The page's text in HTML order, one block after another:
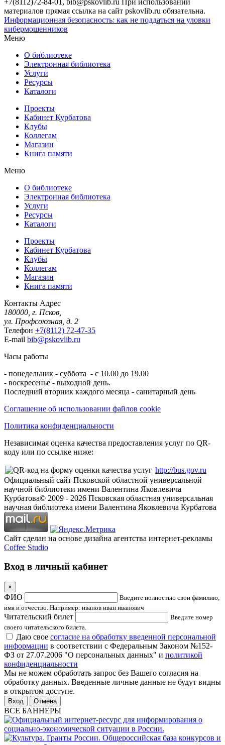
материалов прямая ссылка на сайт pskovlib.ru обязательна.
Информационная безопасность: как не поддаться на уловки
кибермошенников
Меню
О библиотеке
Электронная библиотека
Услуги
Ресурсы
Каталоги
Проекты
Кабинет Курбатова
Клубы
Коллегам
Магазин
Книга памяти
Меню
О библиотеке
Электронная библиотека
Услуги
Ресурсы
Каталоги
Проекты
Кабинет Курбатова
Клубы
Коллегам
Магазин
Книга памяти
Контакты Адрес
180000, г. Псков,
ул. Профсоюзная, д. 2
Телефон +7(8112) 72-47-35
E-mail bib@pskovlib.ru
Часы работы
- понедельник - суббота - с 10.00 до 19.00
- воскресенье - выходной день.
Последний вторник каждого месяца - санитарный день
Соглашение об использовании файлов cookie
Политика конфиденциальности
Независимая оценка качества предоставления услуг по QR-
коду или по ссылке ниже:
http://bus.gov.ru
Официальный сайт Псковской областной универсальной
научной библиотеки имени Валентина Яковлевича
Курбатова© 2009 - 2026 Псковская областная универсальная
научная библиотека имени Валентина Яковлевича Курбатова
Сайт сделан на основе дизайна агентства интернет-рекламы
Coffee Studio
Вход в личный кабинет
×
ФИО
Введите полностью свои фамилию,
имя и отчество. Например: иванов иван иванович
Читательский билет
Введите номер
своего читательского билета.
Даю свое согласие на обработку введенной персональной
информации в соответствии с Федеральным Законом №152-
ФЗ от 27.07.2006 "О персональных данных" и политикой
конфиденциальности
Мы не можем обработать запрос без Вашего согласия на
обработку данных. Введенные личные данные не будут видны
в открытом доступе.
Отмена
ВСЕ БАННЕРЫ